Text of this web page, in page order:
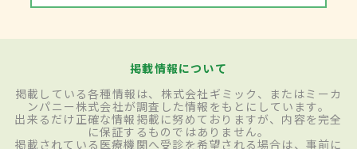
掲載情報について
掲載している各種情報は、株式会社ギミック、またはミーカ
ンパニー株式会社が調査した情報をもとにしています。
出来るだけ正確な情報掲載に努めておりますが、内容を完全
に保証するものではありません。
掲載されている医療機関へ受診を希望される場合は、事前に